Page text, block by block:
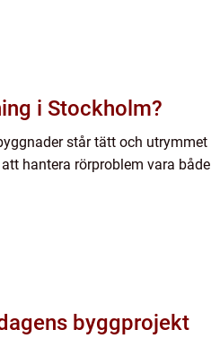
i Stockholm?
står tätt och utrymmet
hantera rörproblem vara både
byggprojekt